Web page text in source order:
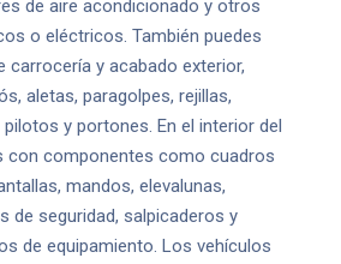
de aire acondicionado y otros
o eléctricos. También puedes
carrocería y acabado exterior,
aletas, paragolpes, rejillas,
y portones. En el interior del
con componentes como cuadros
mandos, elevalunas,
de seguridad, salpicaderos y
de equipamiento. Los vehículos